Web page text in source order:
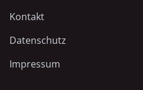
Kontakt
Datenschutz
Impressum